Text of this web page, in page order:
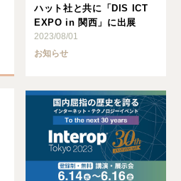
ハット社と共に「DIS ICT
EXPO in 関西」に出展
2023/08/01
お知らせ